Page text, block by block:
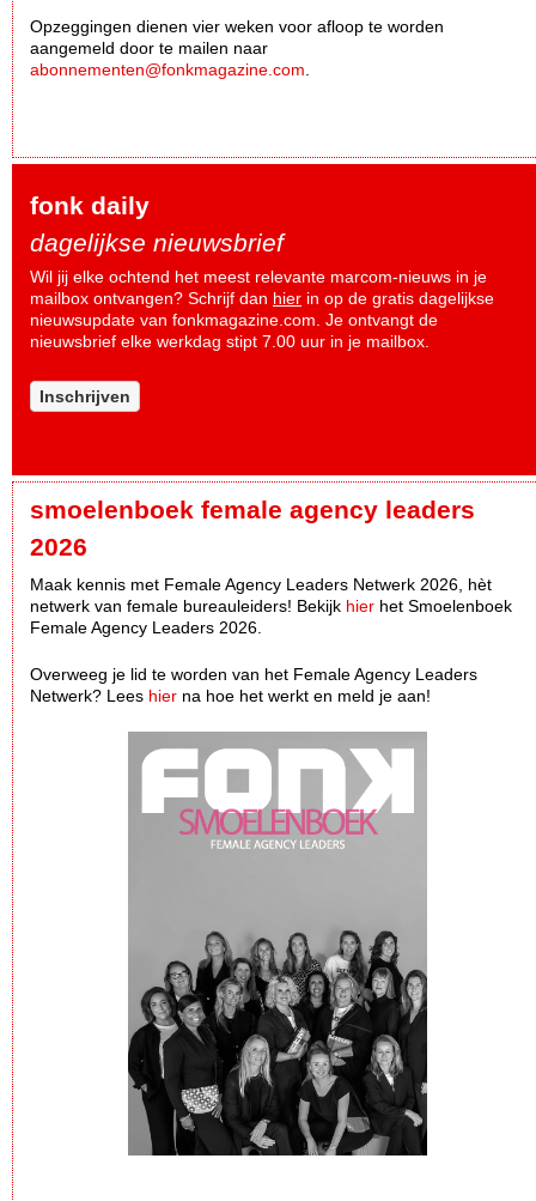
Opzeggingen dienen vier weken voor afloop te worden
aangemeld door te mailen naar
abonnementen@fonkmagazine.com
fonk daily
dagelijkse nieuwsbrief
Wil jij elke ochtend het meest relevante marcom-nieuws in je
mailbox ontvangen? Schrijf dan hier in op de gratis dagelijkse
nieuwsupdate van fonkmagazine.com. Je ontvangt de
nieuwsbrief elke werkdag stipt 7.00 uur in je mailbox.
Inschrijven
smoelenboek female agency leaders
2026
Maak kennis met Female Agency Leaders Netwerk 2026, hèt
netwerk van female bureauleiders! Bekijk hier het Smoelenboek
Female Agency Leaders 2026.
Overweeg je lid te worden van het Female Agency Leaders
Netwerk? Lees hier na hoe het werkt en meld je aan!